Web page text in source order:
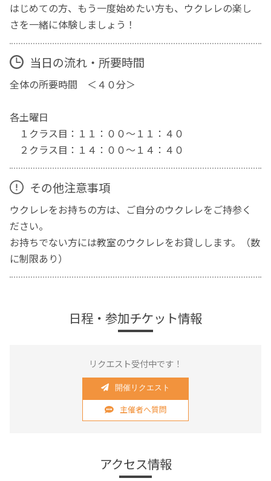
はじめての方、もう一度始めたい方も、ウクレレの楽し
さを一緒に体験しましょう！
当日の流れ・所要時間
全体の所要時間 ＜４０分＞
各土曜日
１クラス目：１１：００〜１１：４０
２クラス目：１４：００〜１４：４０
その他注意事項
ウクレレをお持ちの方は、ご自分のウクレレをご持参く
ださい。
お持ちでない方には教室のウクレレをお貸しします。（数
に制限あり）
日程・参加チケット情報
リクエスト受付中です！
開催リクエスト
主催者へ質問
アクセス情報